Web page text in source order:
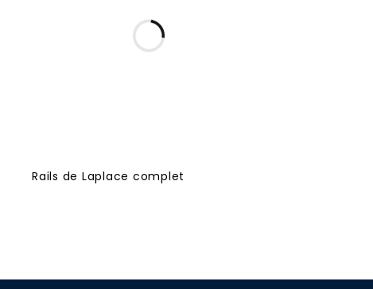
Rails de Laplace complet